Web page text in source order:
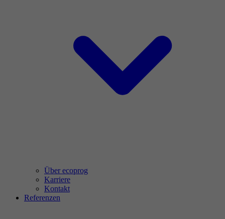
Über ecoprog
Karriere
Kontakt
Referenzen